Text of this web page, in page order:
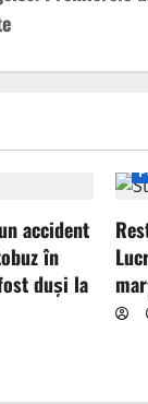
accident
în
duși la